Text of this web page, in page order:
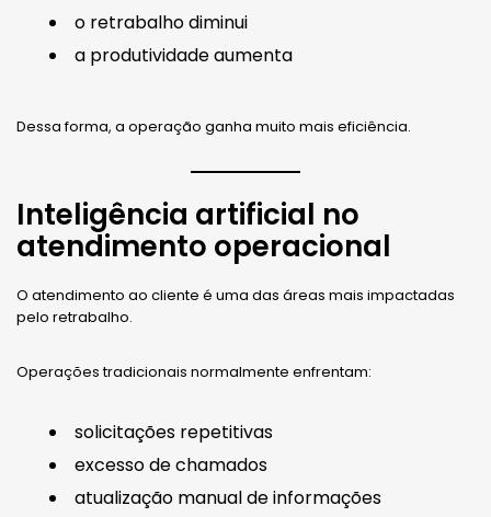
o retrabalho diminui
a produtividade aumenta
Dessa forma, a operação ganha muito mais eficiência.
Inteligência artificial no
atendimento operacional
O atendimento ao cliente é uma das áreas mais impactadas
pelo retrabalho.
Operações tradicionais normalmente enfrentam:
solicitações repetitivas
excesso de chamados
atualização manual de informações